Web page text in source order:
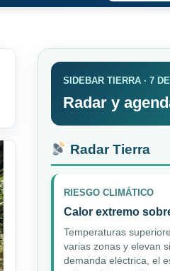
SIDEBAR TIERRA · 7
Radar y
Radar Tierra
RIESGO CLIMÁTICO
Calor extremo
Temperaturas
varias zonas y elevan
demanda eléctrica, el